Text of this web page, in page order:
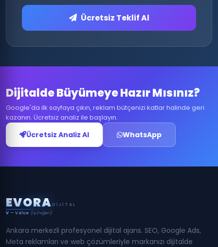
Ücretsiz Teklif Al
Dijitalde Büyümeye Hazır Mısınız?
Google'da ilk sayfaya çıkın, reklam bütçenizi katlar halinde geri
kazanın. Ücretsiz analiz ile başlayın.
Ücretsiz Analiz Al WhatsApp
EVORA DIJITAL
V — Value (İş Değeri)
Ankara merkezli profesyonel dijital ajans. SEO, Google Ads,
Meta reklamları ve web çözümleriyle markanızı dijitalde